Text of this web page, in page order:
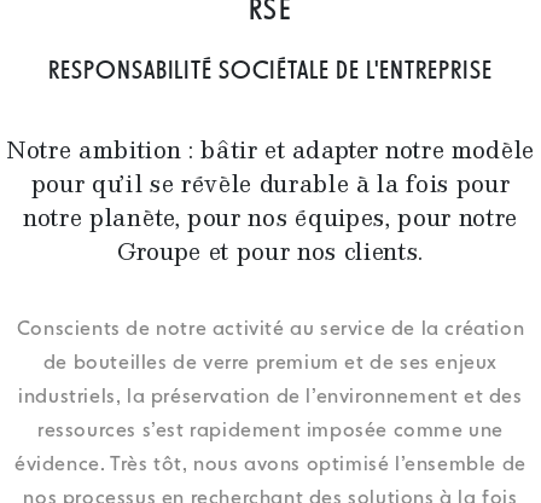
RSE
RESPONSABILITÉ SOCIÉTALE DE L'ENTREPRISE
Notre ambition : bâtir et adapter notre modèle
pour qu’il se révèle durable à la fois pour
notre planète, pour nos équipes, pour notre
Groupe et pour nos clients.
Conscients de notre activité au service de la création
de bouteilles de verre premium et de ses enjeux
industriels, la préservation de l’environnement et des
ressources s’est rapidement imposée comme une
évidence. Très tôt, nous avons optimisé l’ensemble de